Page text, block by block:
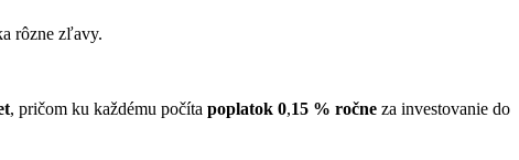
rôzne zľavy.
, pričom ku každému počíta poplatok 0,15 % ročne za investovanie do